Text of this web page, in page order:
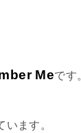
Meです
ます。